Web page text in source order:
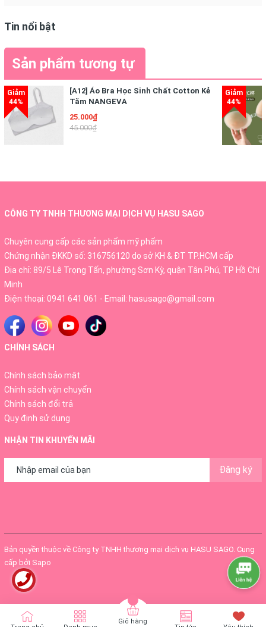
Tin nổi bật
Sản phẩm tương tự
[A12] Áo Bra Học Sinh Chất Cotton Kẻ
Tăm NANGEVA
25.000₫
45.000₫
CÔNG TY TNHH THƯƠNG MẠI DỊCH VỤ HASU SAGO
Chuyên cung cấp các sản phẩm mỹ phẩm
Chứng nhận ĐKKD số: 316756120 do sở KH & ĐT TP.HCM cấp
Địa chỉ: 89/5 Lê Trọng Tấn, phường Sơn Kỳ, quận Tân Phú, TP Hồ Chí
Minh
Điện thoại: 0941 641 061 - Email: hasusago@gmail.com
CHÍNH SÁCH
Chính sách bảo mật
Chính sách vận chuyển
Chính sách đổi trả
Quy định sử dụng
NHẬN TIN KHUYẾN MÃI
Đăng ký
Bản quyền thuộc về Công ty TNHH thương mại dịch vụ HASU SAGO. Cung
cấp bởi Sapo
Giỏ hàng